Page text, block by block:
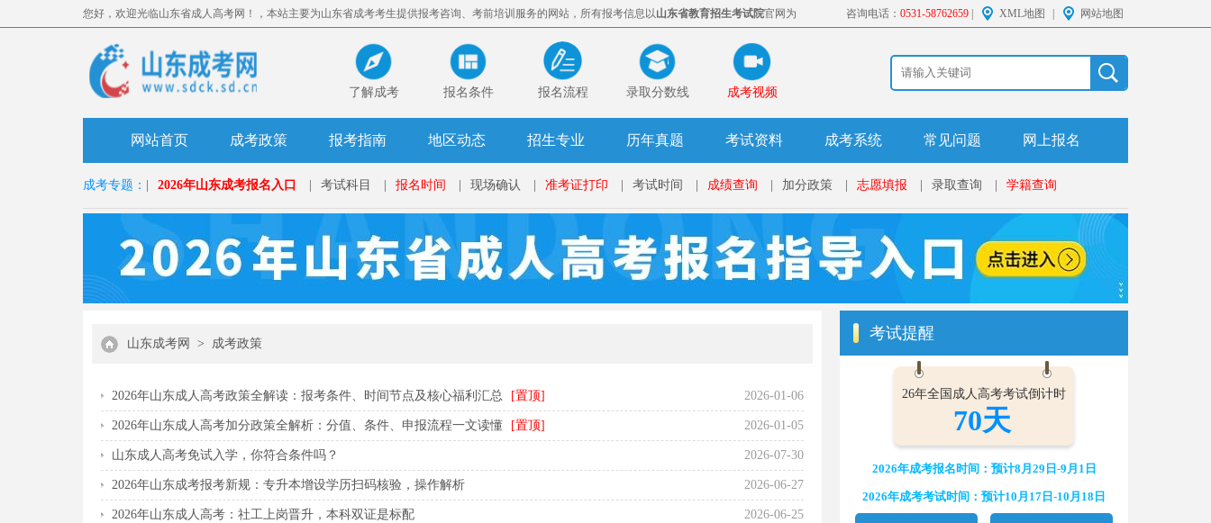
您好，欢迎光临山东省成人高考网！，本站主要为山东省成考考生提供报考咨询、考前培训服务的网站，所有报考信息以山东省教育招生考试院官网为 咨询电话： 0531-58762659 XML地图 网站地图
了解成考 报名条件 报名流程 录取分数线 成考视频
网站首页 成考政策 报考指南 地区动态 招生专业 历年真题 考试资料 成考系统 常见问题 网上报名
成考专题： 2026年山东成考报名入口 考试科目 报名时间 现场确认 准考证打印 考试时间 成绩查询 加分政策 志愿填报 录取查询 学籍查询
山东成考网 > 成考政策
2026-01-06
2026年山东成人高考政策全解读：报考条件、时间节点及核心福利汇总 [置顶]
2026-01-05
2026年山东成人高考加分政策全解析：分值、条件、申报流程一文读懂 [置顶]
2026-07-30
山东成人高考免试入学，你符合条件吗？
2026-06-27
2026年山东成考报考新规：专升本增设学历扫码核验，操作解析
2026-06-25
2026年山东成人高考：社工上岗晋升，本科双证是标配
考试提醒
26年全国成人高考考试倒计时
70天
2026年成考报名时间：预计8月29日-9月1日
2026年成考考试时间：预计10月17日-10月18日